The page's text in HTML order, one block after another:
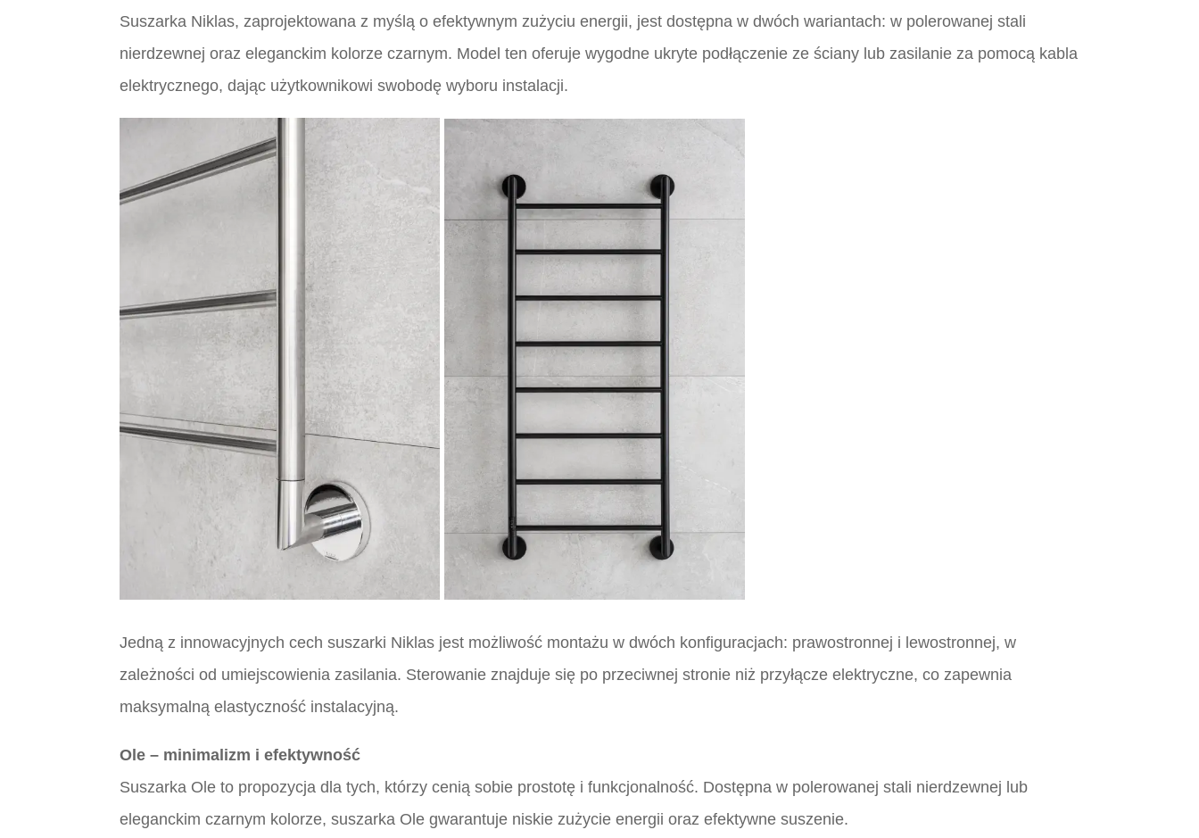
Suszarka Niklas, zaprojektowana z myślą o efektywnym zużyciu energii, jest dostępna w dwóch wariantach: w polerowanej stali
nierdzewnej oraz eleganckim kolorze czarnym. Model ten oferuje wygodne ukryte podłączenie ze ściany lub zasilanie za pomocą kabla
elektrycznego, dając użytkownikowi swobodę wyboru instalacji.
Jedną z innowacyjnych cech suszarki Niklas jest możliwość montażu w dwóch konfiguracjach: prawostronnej i lewostronnej, w
zależności od umiejscowienia zasilania. Sterowanie znajduje się po przeciwnej stronie niż przyłącze elektryczne, co zapewnia
maksymalną elastyczność instalacyjną.
Ole – minimalizm i efektywność
Suszarka Ole to propozycja dla tych, którzy cenią sobie prostotę i funkcjonalność. Dostępna w polerowanej stali nierdzewnej lub
eleganckim czarnym kolorze, suszarka Ole gwarantuje niskie zużycie energii oraz efektywne suszenie.